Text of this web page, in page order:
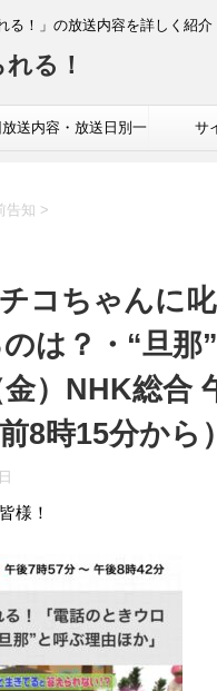
！」の放送内容を詳しく紹介
る！
送内容・放送日別一 サ
告知 >
コちゃんに
は？・“旦
）NHK総合
8時15分から）
様！